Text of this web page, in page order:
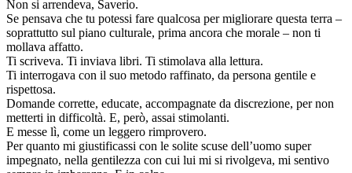
Non si arrendeva, Saverio.
Se pensava che tu potessi fare qualcosa per migliorare questa terra –
soprattutto sul piano culturale, prima ancora che morale – non ti
mollava affatto.
Ti scriveva. Ti inviava libri. Ti stimolava alla lettura.
Ti interrogava con il suo metodo raffinato, da persona gentile e
rispettosa.
Domande corrette, educate, accompagnate da discrezione, per non
metterti in difficoltà. E, però, assai stimolanti.
E messe lì, come un leggero rimprovero.
Per quanto mi giustificassi con le solite scuse dell’uomo super
impegnato, nella gentilezza con cui lui mi si rivolgeva, mi sentivo